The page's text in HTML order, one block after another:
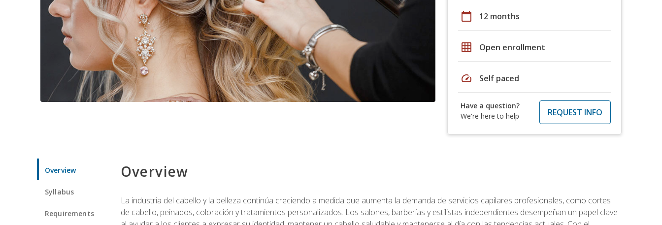
calendar_today 12 months
grid_on Open enrollment
speed Self paced
Have a question?
We're here to help
REQUEST INFO
Overview
Syllabus
Requirements
Overview
La industria del cabello y la belleza continúa creciendo a medida que aumenta la demanda de servicios capilares profesionales, como cortes
de cabello, peinados, coloración y tratamientos personalizados. Los salones, barberías y estilistas independientes desempeñan un papel clave